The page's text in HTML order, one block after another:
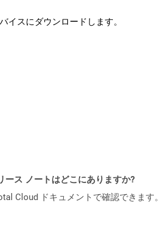
イスにダウンロードします。
ース ノートはどこにありますか?
Cloud ドキュメントで確認できます。